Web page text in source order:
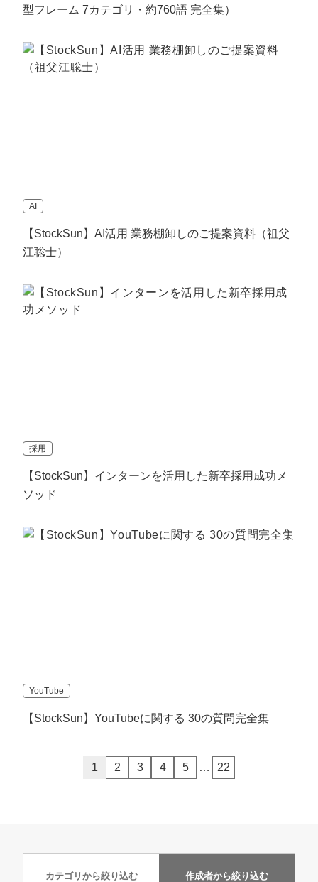
型フレーム 7カテゴリ・約760語 完全集）
AI
【StockSun】AI活用 業務棚卸しのご提案資料（祖父
江聡士）
採用
【StockSun】インターンを活用した新卒採用成功メ
ソッド
YouTube
【StockSun】YouTubeに関する 30の質問完全集
1 2 3 4 5 … 22
カテゴリから絞り込む 作成者から絞り込む